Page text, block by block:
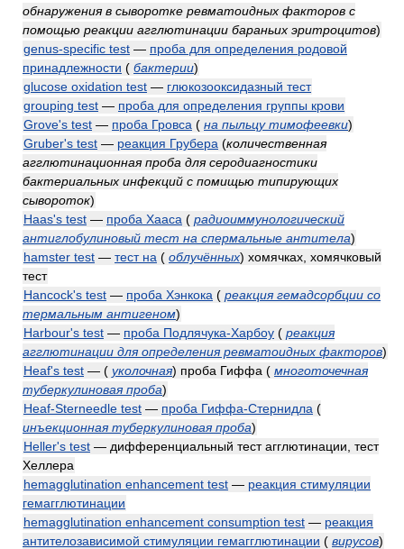
обнаружения в сыворотке ревматоидных факторов с
помощью реакции агглютинации бараньих эритроцитов)
genus-specific test — проба для определения родовой
принадлежности ( бактерии)
glucose oxidation test — глюкозооксидазный тест
grouping test — проба для определения группы крови
Grove's test — проба Гровса ( на пыльцу тимофеевки)
Gruber's test — реакция Грубера (количественная
агглютинационная проба для серодиагностики
бактериальных инфекций с помищью типирующих
сывороток)
Haas's test — проба Хааса ( радиоиммунологический
антиглобулиновый тест на спермальные антитела)
hamster test — тест на ( облучённых) хомячках, хомячковый
тест
Hancock's test — проба Хэнкока ( реакция гемадсорбции со
термальным антигеном)
Harbour's test — проба Подлячука-Харбоу ( реакция
агглютинации для определения ревматоидных факторов)
Heaf's test — ( уколочная) проба Гиффа ( многоточечная
туберкулиновая проба)
Heaf-Sterneedle test — проба Гиффа-Стернидла (
инъекционная туберкулиновая проба)
Heller's test — дифференциальный тест агглютинации, тест
Хеллера
hemagglutination enhancement test — реакция стимуляции
гемагглютинации
hemagglutination enhancement consumption test — реакция
антителозависимой стимуляции гемагглютинации ( вирусов)